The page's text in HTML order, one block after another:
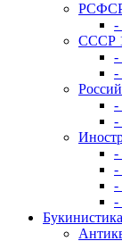
РСФСР
-
СССР
-
-
-
-
-
-
-
-
Букинистика